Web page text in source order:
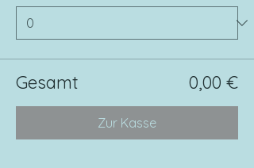
Gesamt 0,00 €
Zur Kasse